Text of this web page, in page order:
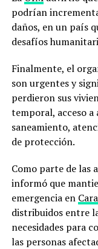
podrían
daños, en un país
desafíos
Finalmente, el
son urgentes y
perdieron sus
temporal, acceso a
saneamiento,
de protección.
Como parte de las
informó que
emergencia en
distribuidos entre
necesidades para
las personas